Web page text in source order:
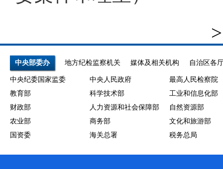
中央部委办 地方纪检监察机关 媒体及相关机构 自治区各
中央纪委国家监委 中央人民政府
最高人民检察院
教育部
科学技术部
工业和信息化部
财政部
人力资源和社会保障部
自然资源部
农业部
商务部
文化和旅游部
国资委
海关总署 税务总局